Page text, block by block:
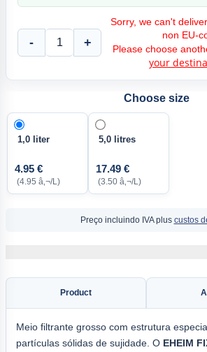
- +
Sorry, we can't
non EU-
Please choose
your
Choose size
1,0 liter
4.95 €
(4.95 â‚¬/L)
5,0 litres
17.49 €
(3.50 â‚¬/L)
Preço incluindo IVA plus custos
Product
Meio filtrante grosso com estrutura
partículas sólidas de sujidade. O EHEIM